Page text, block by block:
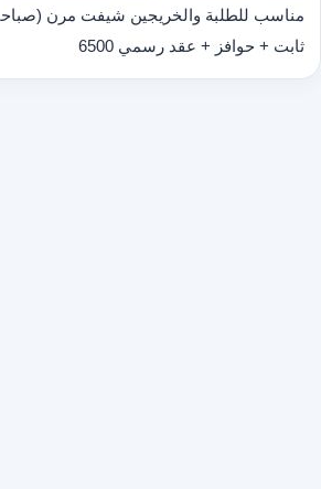
مناسب للطلبة والخريجين شيفت مرن
ثابت + حوافز + عقد رسمي 6500